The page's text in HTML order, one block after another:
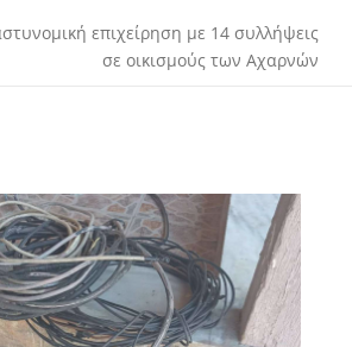
επιχείρηση με 14 συλλήψεις
σε οικισμούς των Αχαρνών